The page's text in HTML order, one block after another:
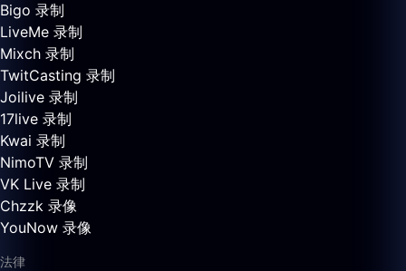
Bigo 录制
LiveMe 录制
Mixch 录制
TwitCasting 录制
Joilive 录制
17live 录制
Kwai 录制
NimoTV 录制
VK Live 录制
Chzzk 录像
YouNow 录像
法律